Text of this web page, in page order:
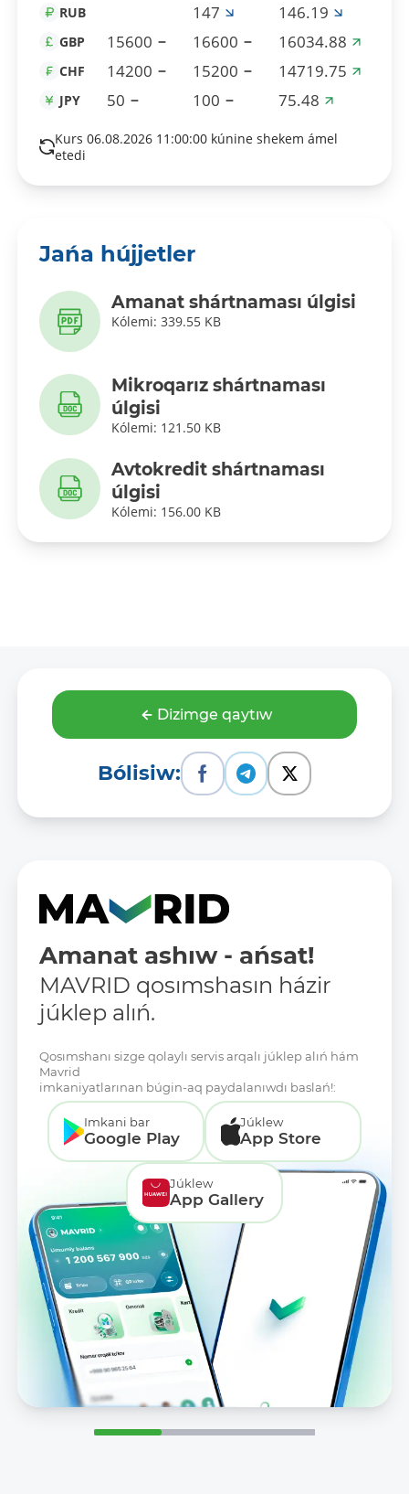
RUB 147 146.19
GBP 15600 16600 16034.88
CHF 14200 15200 14719.75
JPY 50 100 75.48
Kurs 06.08.2026 11:00:00 kúnine shekem ámel
etedi
Jańa hújjetler
Amanat shártnaması úlgisi
Kólemi: 339.55 KB
Mikroqarız shártnaması
úlgisi
Kólemi: 121.50 KB
Avtokredit shártnaması
úlgisi
Kólemi: 156.00 KB
Dizimge qaytıw
Bólisiw:
Amanat ashıw - ańsat!
MAVRID qosımshasın házir
júklep alıń.
Qosımshanı sizge qolaylı servis arqalı júklep alıń hám
Mavrid
imkaniyatlarınan búgin-aq paydalanıwdı baslań!:
Imkani bar
Google Play
Júklew
App Store
Júklew
App Gallery